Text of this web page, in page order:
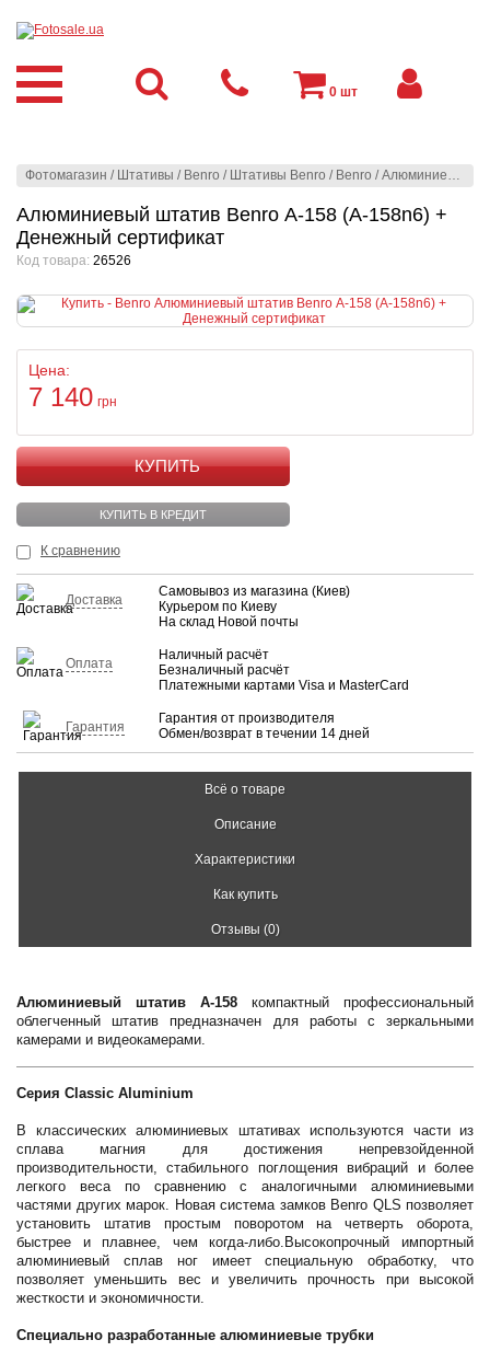
Фотомагазин / Штативы / Benro / Штативы Benro / Benro /Алюминиевый штатив Benro А-158 (A-158n6) + Денежный сертификат
Алюминиевый штатив Benro А-158 (A-158n6) +
Денежный сертификат
Код товара: 26526
Цена:
7 140 грн
КУПИТЬ
КУПИТЬ В КРЕДИТ
К сравнению
Доставка
Самовывоз из магазина (Киев)
Курьером по Киеву
На склад Новой почты
Оплата
Наличный расчёт
Безналичный расчёт
Платежными картами Visa и MasterCard
Гарантия
Гарантия от производителя
Обмен/возврат в течении 14 дней
Всё о товаре
Описание
Характеристики
Как купить
Отзывы (0)
Алюминиевый штатив А-158 компактный профессиональный
облегченный штатив предназначен для работы с зеркальными
камерами и видеокамерами.
Серия Classic Aluminium
В классических алюминиевых штативах используются части из
сплава магния для достижения непревзойденной
производительности, стабильного поглощения вибраций и более
легкого веса по сравнению с аналогичными алюминиевыми
частями других марок. Новая система замков Benro QLS позволяет
установить штатив простым поворотом на четверть оборота,
быстрее и плавнее, чем когда-либо.Высокопрочный импортный
алюминиевый сплав ног имеет специальную обработку, что
позволяет уменьшить вес и увеличить прочность при высокой
жесткости и экономичности.
Специально разработанные алюминиевые трубки
0 шт